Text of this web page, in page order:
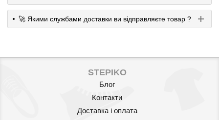
🚀 Якими службами доставки ви відправляєте товар ?
STEPIKO
Блог
Контакти
Доставка і оплата